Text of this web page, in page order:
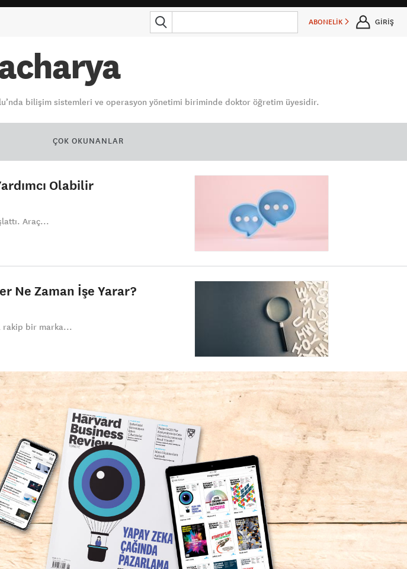
ABONELİK GİRİŞ
bilişim sistemleri ve operasyon yönetimi biriminde doktor öğretim üyesidir.
ÇOK OKUNANLAR
Olabilir
Araç...
Ne Zaman İşe Yarar?
rakip bir marka...